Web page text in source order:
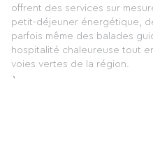
offrent des services sur
petit-déjeuner énergétique,
parfois même des balades
hospitalité chaleureuse tout
voies vertes de la région.